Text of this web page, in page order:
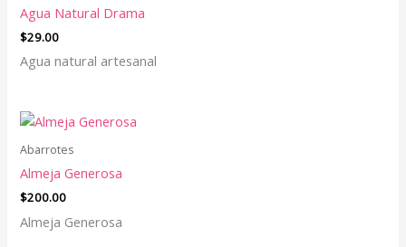
Agua Natural Drama
$29.00
Agua natural artesanal
Abarrotes
Almeja Generosa
$200.00
Almeja Generosa